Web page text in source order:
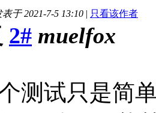
表于 2021-7-5 13:10 | 只看该作者
2# muelfox
测试只是简